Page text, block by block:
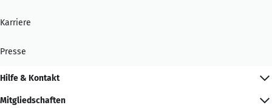
Karriere
Presse
Hilfe & Kontakt
Mitgliedschaften